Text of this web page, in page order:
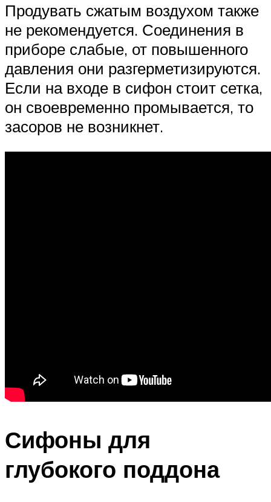
Продувать сжатым воздухом также
не рекомендуется. Соединения в
приборе слабые, от повышенного
давления они разгерметизируются.
Если на входе в сифон стоит сетка,
он своевременно промывается, то
засоров не возникнет.
Сифоны для
глубокого поддона